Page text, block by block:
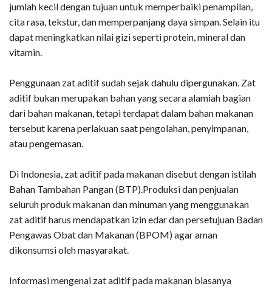
jumlah kecil dengan tujuan untuk memperbaiki penampilan,
cita rasa, tekstur, dan memperpanjang daya simpan. Selain itu
dapat meningkatkan nilai gizi seperti protein, mineral dan
vitamin.
Penggunaan zat aditif sudah sejak dahulu dipergunakan. Zat
aditif bukan merupakan bahan yang secara alamiah bagian
dari bahan makanan, tetapi terdapat dalam bahan makanan
tersebut karena perlakuan saat pengolahan, penyimpanan,
atau pengemasan.
Di Indonesia, zat aditif pada makanan disebut dengan istilah
Bahan Tambahan Pangan (BTP).Produksi dan penjualan
seluruh produk makanan dan minuman yang menggunakan
zat aditif harus mendapatkan izin edar dan persetujuan Badan
Pengawas Obat dan Makanan (BPOM) agar aman
dikonsumsi oleh masyarakat.
Informasi mengenai zat aditif pada makanan biasanya